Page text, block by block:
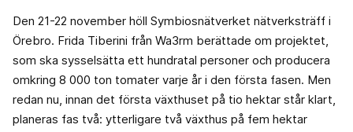
Den 21-22 november höll Symbiosnätverket nätverksträff i
Örebro. Frida Tiberini från Wa3rm berättade om projektet,
som ska sysselsätta ett hundratal personer och producera
omkring 8 000 ton tomater varje år i den första fasen. Men
redan nu, innan det första växthuset på tio hektar står klart,
planeras fas två: ytterligare två växthus på fem hektar